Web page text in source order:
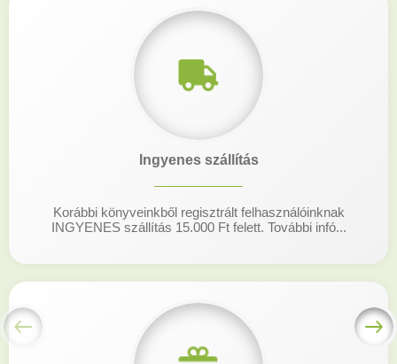
Ingyenes szállítás
Korábbi könyveinkből regisztrált felhasználóinknak
INGYENES szállítás 15.000 Ft felett. További infó...